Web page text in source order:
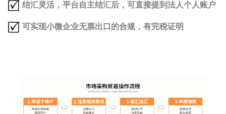
结汇灵活，平台自主结汇后，可直接提到法人个人账户
可实现小微企业无票出口的合规，有完税证明